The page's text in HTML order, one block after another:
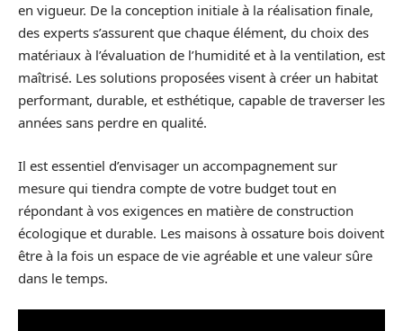
en vigueur. De la conception initiale à la réalisation finale,
des experts s’assurent que chaque élément, du choix des
matériaux à l’évaluation de l’humidité et à la ventilation, est
maîtrisé. Les solutions proposées visent à créer un habitat
performant, durable, et esthétique, capable de traverser les
années sans perdre en qualité.
Il est essentiel d’envisager un accompagnement sur
mesure qui tiendra compte de votre budget tout en
répondant à vos exigences en matière de construction
écologique et durable. Les maisons à ossature bois doivent
être à la fois un espace de vie agréable et une valeur sûre
dans le temps.